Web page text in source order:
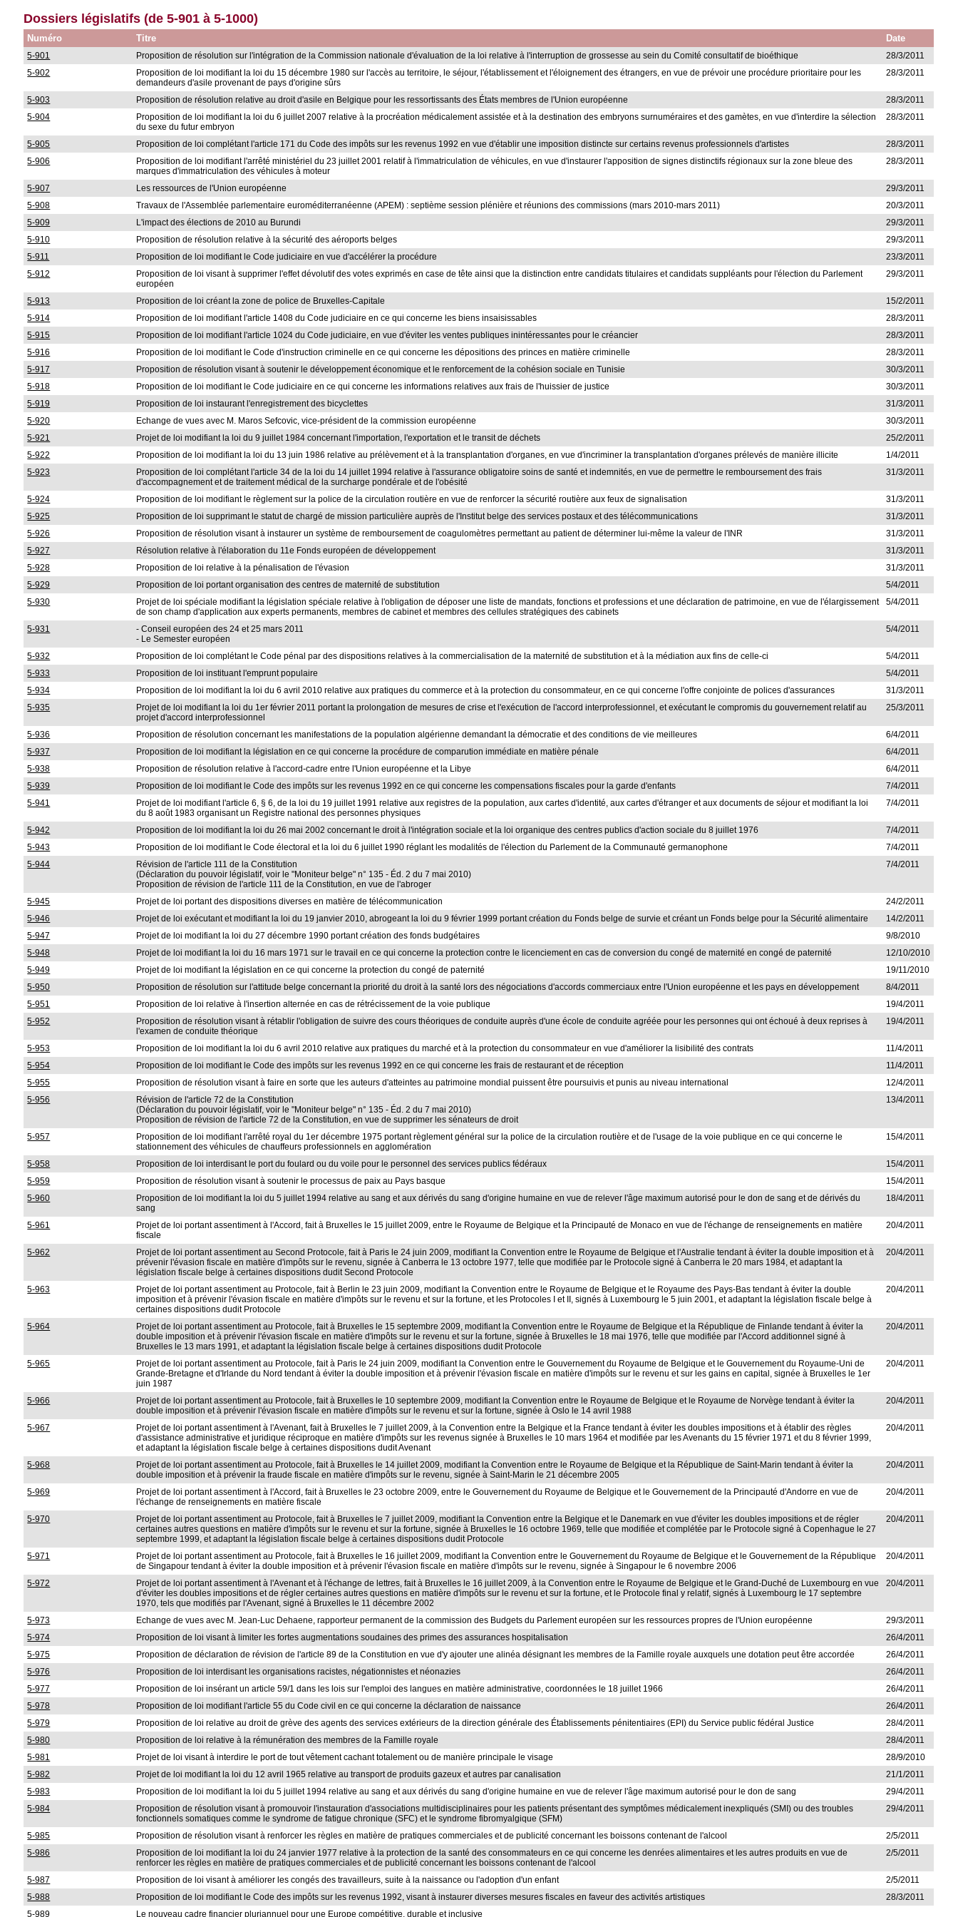
Dossiers législatifs (de 5-901 à 5-1000)
Numéro Titre Date
5-901 Proposition de résolution sur l'intégration de la Commission nationale d'évaluation de la loi relative à l'interruption de grossesse au sein du Comité consultatif de bioéthique
28/3/2011
5-902
Proposition de loi modifiant la loi du 15 décembre 1980 sur l'accès au territoire, le séjour, l'établissement et l'éloignement des étrangers, en vue de prévoir une procédure prioritaire pour les
demandeurs d'asile provenant de pays d'origine sûrs
28/3/2011
5-903 Proposition de résolution relative au droit d'asile en Belgique pour les ressortissants des États membres de l'Union européenne
28/3/2011
5-904
Proposition de loi modifiant la loi du 6 juillet 2007 relative à la procréation médicalement assistée et à la destination des embryons surnuméraires et des gamètes, en vue d'interdire la sélection
du sexe du futur embryon
28/3/2011
5-905 Proposition de loi complétant l'article 171 du Code des impôts sur les revenus 1992 en vue d'établir une imposition distincte sur certains revenus professionnels d'artistes
28/3/2011
5-906
Proposition de loi modifiant l'arrêté ministériel du 23 juillet 2001 relatif à l'immatriculation de véhicules, en vue d'instaurer l'apposition de signes distinctifs régionaux sur la zone bleue des
marques d'immatriculation des véhicules à moteur
28/3/2011
5-907 Les ressources de l'Union européenne
29/3/2011
5-908
Travaux de l'Assemblée parlementaire euroméditerranéenne (APEM) : septième session plénière et réunions des commissions (mars 2010-mars 2011)
20/3/2011
5-909
L'impact des élections de 2010 au Burundi
29/3/2011
5-910
Proposition de résolution relative à la sécurité des aéroports belges
29/3/2011
5-911
Proposition de loi modifiant le Code judiciaire en vue d'accélérer la procédure
23/3/2011
5-912
Proposition de loi visant à supprimer l'effet dévolutif des votes exprimés en case de tête ainsi que la distinction entre candidats titulaires et candidats suppléants pour l'élection du Parlement
européen
29/3/2011
5-913 Proposition de loi créant la zone de police de Bruxelles-Capitale
15/2/2011
5-914
Proposition de loi modifiant l'article 1408 du Code judiciaire en ce qui concerne les biens insaisissables
28/3/2011
5-915
Proposition de loi modifiant l'article 1024 du Code judiciaire, en vue d'éviter les ventes publiques inintéressantes pour le créancier
28/3/2011
5-916
Proposition de loi modifiant le Code d'instruction criminelle en ce qui concerne les dépositions des princes en matière criminelle
28/3/2011
5-917
Proposition de résolution visant à soutenir le développement économique et le renforcement de la cohésion sociale en Tunisie
30/3/2011
5-918
Proposition de loi modifiant le Code judiciaire en ce qui concerne les informations relatives aux frais de l'huissier de justice
30/3/2011
5-919
Proposition de loi instaurant l'enregistrement des bicyclettes
31/3/2011
5-920
Echange de vues avec M. Maros Sefcovic, vice-président de la commission européenne
30/3/2011
5-921
Projet de loi modifiant la loi du 9 juillet 1984 concernant l'importation, l'exportation et le transit de déchets
25/2/2011
5-922
Proposition de loi modifiant la loi du 13 juin 1986 relative au prélèvement et à la transplantation d'organes, en vue d'incriminer la transplantation d'organes prélevés de manière illicite
1/4/2011
5-923
Proposition de loi complétant l'article 34 de la loi du 14 juillet 1994 relative à l'assurance obligatoire soins de santé et indemnités, en vue de permettre le remboursement des frais
d'accompagnement et de traitement médical de la surcharge pondérale et de l'obésité
31/3/2011
5-924 Proposition de loi modifiant le règlement sur la police de la circulation routière en vue de renforcer la sécurité routière aux feux de signalisation
31/3/2011
5-925
Proposition de loi supprimant le statut de chargé de mission particulière auprès de l'Institut belge des services postaux et des télécommunications
31/3/2011
5-926
Proposition de résolution visant à instaurer un système de remboursement de coagulomètres permettant au patient de déterminer lui-même la valeur de l'INR
31/3/2011
5-927
Résolution relative à l'élaboration du 11e Fonds européen de développement
31/3/2011
5-928
Proposition de loi relative à la pénalisation de l'évasion
31/3/2011
5-929
Proposition de loi portant organisation des centres de maternité de substitution
5/4/2011
5-930
Projet de loi spéciale modifiant la législation spéciale relative à l'obligation de déposer une liste de mandats, fonctions et professions et une déclaration de patrimoine, en vue de l'élargissement
de son champ d'application aux experts permanents, membres de cabinet et membres des cellules stratégiques des cabinets
5/4/2011
5-931
- Conseil européen des 24 et 25 mars 2011
- Le Semester européen
5/4/2011
5-932 Proposition de loi complétant le Code pénal par des dispositions relatives à la commercialisation de la maternité de substitution et à la médiation aux fins de celle-ci
5/4/2011
5-933
Proposition de loi instituant l'emprunt populaire
5/4/2011
5-934
Proposition de loi modifiant la loi du 6 avril 2010 relative aux pratiques du commerce et à la protection du consommateur, en ce qui concerne l'offre conjointe de polices d'assurances
31/3/2011
5-935
Projet de loi modifiant la loi du 1er février 2011 portant la prolongation de mesures de crise et l'exécution de l'accord interprofessionnel, et exécutant le compromis du gouvernement relatif au
projet d'accord interprofessionnel
25/3/2011
5-936 Proposition de résolution concernant les manifestations de la population algérienne demandant la démocratie et des conditions de vie meilleures
6/4/2011
5-937
Proposition de loi modifiant la législation en ce qui concerne la procédure de comparution immédiate en matière pénale
6/4/2011
5-938
Proposition de résolution relative à l'accord-cadre entre l'Union européenne et la Libye
6/4/2011
5-939
Proposition de loi modifiant le Code des impôts sur les revenus 1992 en ce qui concerne les compensations fiscales pour la garde d'enfants
7/4/2011
5-941
Projet de loi modifiant l'article 6, § 6, de la loi du 19 juillet 1991 relative aux registres de la population, aux cartes d'identité, aux cartes d'étranger et aux documents de séjour et modifiant la loi
du 8 août 1983 organisant un Registre national des personnes physiques
7/4/2011
5-942 Proposition de loi modifiant la loi du 26 mai 2002 concernant le droit à l'intégration sociale et la loi organique des centres publics d'action sociale du 8 juillet 1976
7/4/2011
5-943
Proposition de loi modifiant le Code électoral et la loi du 6 juillet 1990 réglant les modalités de l'élection du Parlement de la Communauté germanophone
7/4/2011
5-944
Révision de l'article 111 de la Constitution
(Déclaration du pouvoir législatif, voir le "Moniteur belge" n° 135 - Éd. 2 du 7 mai 2010)
Proposition de révision de l'article 111 de la Constitution, en vue de l'abroger
7/4/2011
5-945 Projet de loi portant des dispositions diverses en matière de télécommunication
24/2/2011
5-946
Projet de loi exécutant et modifiant la loi du 19 janvier 2010, abrogeant la loi du 9 février 1999 portant création du Fonds belge de survie et créant un Fonds belge pour la Sécurité alimentaire
14/2/2011
5-947
Projet de loi modifiant la loi du 27 décembre 1990 portant création des fonds budgétaires
9/8/2010
5-948
Projet de loi modifiant la loi du 16 mars 1971 sur le travail en ce qui concerne la protection contre le licenciement en cas de conversion du congé de maternité en congé de paternité
12/10/2010
5-949
Projet de loi modifiant la législation en ce qui concerne la protection du congé de paternité
19/11/2010
5-950
Proposition de résolution sur l'attitude belge concernant la priorité du droit à la santé lors des négociations d'accords commerciaux entre l'Union européenne et les pays en développement
8/4/2011
5-951
Proposition de loi relative à l'insertion alternée en cas de rétrécissement de la voie publique
19/4/2011
5-952
Proposition de résolution visant à rétablir l'obligation de suivre des cours théoriques de conduite auprès d'une école de conduite agréée pour les personnes qui ont échoué à deux reprises à
l'examen de conduite théorique
19/4/2011
5-953 Proposition de loi modifiant la loi du 6 avril 2010 relative aux pratiques du marché et à la protection du consommateur en vue d'améliorer la lisibilité des contrats
11/4/2011
5-954
Proposition de loi modifiant le Code des impôts sur les revenus 1992 en ce qui concerne les frais de restaurant et de réception
11/4/2011
5-955
Proposition de résolution visant à faire en sorte que les auteurs d'atteintes au patrimoine mondial puissent être poursuivis et punis au niveau international
12/4/2011
5-956
Révision de l'article 72 de la Constitution
(Déclaration du pouvoir législatif, voir le "Moniteur belge" n° 135 - Éd. 2 du 7 mai 2010)
Proposition de révision de l'article 72 de la Constitution, en vue de supprimer les sénateurs de droit
13/4/2011
5-957
Proposition de loi modifiant l'arrêté royal du 1er décembre 1975 portant règlement général sur la police de la circulation routière et de l'usage de la voie publique en ce qui concerne le
stationnement des véhicules de chauffeurs professionnels en agglomération
15/4/2011
5-958 Proposition de loi interdisant le port du foulard ou du voile pour le personnel des services publics fédéraux
15/4/2011
5-959
Proposition de résolution visant à soutenir le processus de paix au Pays basque
15/4/2011
5-960
Proposition de loi modifiant la loi du 5 juillet 1994 relative au sang et aux dérivés du sang d'origine humaine en vue de relever l'âge maximum autorisé pour le don de sang et de dérivés du
sang
18/4/2011
5-961
Projet de loi portant assentiment à l'Accord, fait à Bruxelles le 15 juillet 2009, entre le Royaume de Belgique et la Principauté de Monaco en vue de l'échange de renseignements en matière
fiscale
20/4/2011
5-962
Projet de loi portant assentiment au Second Protocole, fait à Paris le 24 juin 2009, modifiant la Convention entre le Royaume de Belgique et l'Australie tendant à éviter la double imposition et à
prévenir l'évasion fiscale en matière d'impôts sur le revenu, signée à Canberra le 13 octobre 1977, telle que modifiée par le Protocole signé à Canberra le 20 mars 1984, et adaptant la
législation fiscale belge à certaines dispositions dudit Second Protocole
20/4/2011
5-963
Projet de loi portant assentiment au Protocole, fait à Berlin le 23 juin 2009, modifiant la Convention entre le Royaume de Belgique et le Royaume des Pays-Bas tendant à éviter la double
imposition et à prévenir l'évasion fiscale en matière d'impôts sur le revenu et sur la fortune, et les Protocoles I et II, signés à Luxembourg le 5 juin 2001, et adaptant la législation fiscale belge à
certaines dispositions dudit Protocole
20/4/2011
5-964
Projet de loi portant assentiment au Protocole, fait à Bruxelles le 15 septembre 2009, modifiant la Convention entre le Royaume de Belgique et la République de Finlande tendant à éviter la
double imposition et à prévenir l'évasion fiscale en matière d'impôts sur le revenu et sur la fortune, signée à Bruxelles le 18 mai 1976, telle que modifiée par l'Accord additionnel signé à
Bruxelles le 13 mars 1991, et adaptant la législation fiscale belge à certaines dispositions dudit Protocole
20/4/2011
5-965
Projet de loi portant assentiment au Protocole, fait à Paris le 24 juin 2009, modifiant la Convention entre le Gouvernement du Royaume de Belgique et le Gouvernement du Royaume-Uni de
Grande-Bretagne et d'Irlande du Nord tendant à éviter la double imposition et à prévenir l'évasion fiscale en matière d'impôts sur le revenu et sur les gains en capital, signée à Bruxelles le 1er
juin 1987
20/4/2011
5-966
Projet de loi portant assentiment au Protocole, fait à Bruxelles le 10 septembre 2009, modifiant la Convention entre le Royaume de Belgique et le Royaume de Norvège tendant à éviter la
double imposition et à prévenir l'évasion fiscale en matière d'impôts sur le revenu et sur la fortune, signée à Oslo le 14 avril 1988
20/4/2011
5-967
Projet de loi portant assentiment à l'Avenant, fait à Bruxelles le 7 juillet 2009, à la Convention entre la Belgique et la France tendant à éviter les doubles impositions et à établir des règles
d'assistance administrative et juridique réciproque en matière d'impôts sur les revenus signée à Bruxelles le 10 mars 1964 et modifiée par les Avenants du 15 février 1971 et du 8 février 1999,
et adaptant la législation fiscale belge à certaines dispositions dudit Avenant
20/4/2011
5-968
Projet de loi portant assentiment au Protocole, fait à Bruxelles le 14 juillet 2009, modifiant la Convention entre le Royaume de Belgique et la République de Saint-Marin tendant à éviter la
double imposition et à prévenir la fraude fiscale en matière d'impôts sur le revenu, signée à Saint-Marin le 21 décembre 2005
20/4/2011
5-969
Projet de loi portant assentiment à l'Accord, fait à Bruxelles le 23 octobre 2009, entre le Gouvernement du Royaume de Belgique et le Gouvernement de la Principauté d'Andorre en vue de
l'échange de renseignements en matière fiscale
20/4/2011
5-970
Projet de loi portant assentiment au Protocole, fait à Bruxelles le 7 juillet 2009, modifiant la Convention entre la Belgique et le Danemark en vue d'éviter les doubles impositions et de régler
certaines autres questions en matière d'impôts sur le revenu et sur la fortune, signée à Bruxelles le 16 octobre 1969, telle que modifiée et complétée par le Protocole signé à Copenhague le 27
septembre 1999, et adaptant la législation fiscale belge à certaines dispositions dudit Protocole
20/4/2011
5-971
Projet de loi portant assentiment au Protocole, fait à Bruxelles le 16 juillet 2009, modifiant la Convention entre le Gouvernement du Royaume de Belgique et le Gouvernement de la République
de Singapour tendant à éviter la double imposition et à prévenir l'évasion fiscale en matière d'impôts sur le revenu, signée à Singapour le 6 novembre 2006
20/4/2011
5-972
Projet de loi portant assentiment à l'Avenant et à l'échange de lettres, fait à Bruxelles le 16 juillet 2009, à la Convention entre le Royaume de Belgique et le Grand-Duché de Luxembourg en vue
d'éviter les doubles impositions et de régler certaines autres questions en matière d'impôts sur le revenu et sur la fortune, et le Protocole final y relatif, signés à Luxembourg le 17 septembre
1970, tels que modifiés par l'Avenant, signé à Bruxelles le 11 décembre 2002
20/4/2011
5-973 Echange de vues avec M. Jean-Luc Dehaene, rapporteur permanent de la commission des Budgets du Parlement européen sur les ressources propres de l'Union européenne
29/3/2011
5-974
Proposition de loi visant à limiter les fortes augmentations soudaines des primes des assurances hospitalisation
26/4/2011
5-975
Proposition de déclaration de révision de l'article 89 de la Constitution en vue d'y ajouter une alinéa désignant les membres de la Famille royale auxquels une dotation peut être accordée
26/4/2011
5-976
Proposition de loi interdisant les organisations racistes, négationnistes et néonazies
26/4/2011
5-977
Proposition de loi insérant un article 59/1 dans les lois sur l'emploi des langues en matière administrative, coordonnées le 18 juillet 1966
26/4/2011
5-978
Proposition de loi modifiant l'article 55 du Code civil en ce qui concerne la déclaration de naissance
26/4/2011
5-979
Proposition de loi relative au droit de grève des agents des services extérieurs de la direction générale des Établissements pénitentiaires (EPI) du Service public fédéral Justice
28/4/2011
5-980
Proposition de loi relative à la rémunération des membres de la Famille royale
28/4/2011
5-981
Projet de loi visant à interdire le port de tout vêtement cachant totalement ou de manière principale le visage
28/9/2010
5-982
Projet de loi modifiant la loi du 12 avril 1965 relative au transport de produits gazeux et autres par canalisation
21/1/2011
5-983
Proposition de loi modifiant la loi du 5 juillet 1994 relative au sang et aux dérivés du sang d'origine humaine en vue de relever l'âge maximum autorisé pour le don de sang
29/4/2011
5-984
Proposition de résolution visant à promouvoir l'instauration d'associations multidisciplinaires pour les patients présentant des symptômes médicalement inexpliqués (SMI) ou des troubles
fonctionnels somatiques comme le syndrome de fatigue chronique (SFC) et le syndrome fibromyalgique (SFM)
29/4/2011
5-985 Proposition de résolution visant à renforcer les règles en matière de pratiques commerciales et de publicité concernant les boissons contenant de l'alcool
2/5/2011
5-986
Proposition de loi modifiant la loi du 24 janvier 1977 relative à la protection de la santé des consommateurs en ce qui concerne les denrées alimentaires et les autres produits en vue de
renforcer les règles en matière de pratiques commerciales et de publicité concernant les boissons contenant de l'alcool
2/5/2011
5-987 Proposition de loi visant à améliorer les congés des travailleurs, suite à la naissance ou l'adoption d'un enfant
2/5/2011
5-988
Proposition de loi modifiant le Code des impôts sur les revenus 1992, visant à instaurer diverses mesures fiscales en faveur des activités artistiques
28/3/2011
5-989
Le nouveau cadre financier pluriannuel pour une Europe compétitive, durable et inclusive